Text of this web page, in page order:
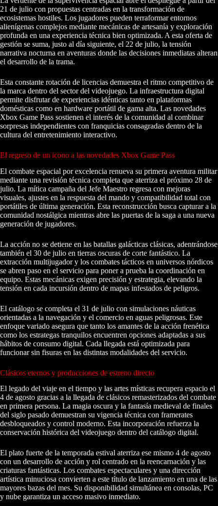
21 de julio con propuestas centradas en la transformación de
ecosistemas hostiles. Los jugadores pueden terraformar entornos
alienígenas complejos mediante mecánicas de artesanía y exploración
profunda en una experiencia técnica bien optimizada. A esta oferta de
gestión se suma, justo al día siguiente, el 22 de julio, la tensión
narrativa nocturna en aventuras donde las decisiones inmediatas alteran
el desarrollo de la trama.
Esta constante rotación de licencias demuestra el ritmo competitivo de
la marca dentro del sector del videojuego. La infraestructura digital
permite disfrutar de experiencias idénticas tanto en plataformas
domésticas como en hardware portátil de gama alta. Las novedades
Xbox Game Pass sostienen el interés de la comunidad al combinar
sorpresas independientes con franquicias consagradas dentro de la
cultura del entretenimiento interactivo.
El regreso de un icono a las novedades Xbox Game Pass
El combate espacial por excelencia renueva su primera aventura militar
mediante una revisión técnica completa que aterriza el próximo 28 de
julio. La mítica campaña del Jefe Maestro regresa con mejoras
visuales, ajustes en la respuesta del mando y compatibilidad total con
portátiles de última generación. Esta reconstrucción busca capturar a la
comunidad nostálgica mientras abre las puertas de la saga a una nueva
generación de jugadores.
La acción no se detiene en las batallas galácticas clásicas, adentrándose
también el 30 de julio en tierras oscuras de corte fantástico. La
extracción multijugador y los combates tácticos en universos nórdicos
se abren paso en el servicio para poner a prueba la coordinación en
equipo. Estas mecánicas exigen precisión y estrategia, elevando la
tensión en cada incursión dentro de mapas infestados de peligros.
El catálogo se completa el 31 de julio con simulaciones náuticas
orientadas a la navegación y el comercio en aguas peligrosas. Este
enfoque variado asegura que tanto los amantes de la acción frenética
como los estrategas tranquilos encuentren opciones adaptadas a sus
hábitos de consumo digital. Cada llegada está optimizada para
funcionar sin fisuras en las distintas modalidades del servicio.
Clásicos eternos y producciones de estreno directo
El legado del viaje en el tiempo y las artes místicas recupera espacio el
4 de agosto gracias a la llegada de clásicos remasterizados del combate
en primera persona. La magia oscura y la fantasía medieval de finales
del siglo pasado demuestran su vigencia técnica con framerates
desbloqueados y control moderno. Esta incorporación refuerza la
conservación histórica del videojuego dentro del catálogo digital.
El plato fuerte de la temporada estival aterriza ese mismo 4 de agosto
con un desarrollo de acción y rol centrado en la reencarnación y las
criaturas fantásticas. Los combates espectaculares y una dirección
artística minuciosa convierten a este título de lanzamiento en una de las
mayores bazas del mes. Su disponibilidad simultánea en consolas, PC
y nube garantiza un acceso masivo inmediato.